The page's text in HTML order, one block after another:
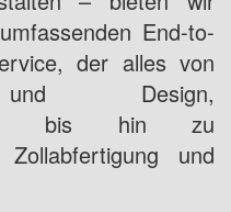
End-to-
der alles von
und Design,
bis hin zu
und